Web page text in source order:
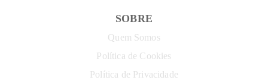
SOBRE
Quem Somos
Política de Cookies
Política de Privacidade